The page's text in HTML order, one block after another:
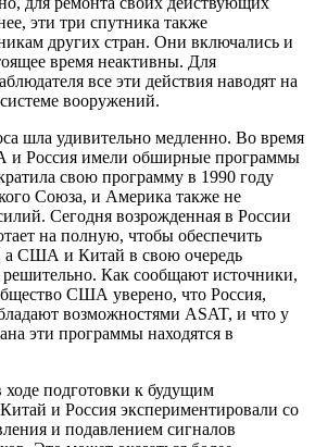
эти три спутника также
других стран. Они включались и
время неактивны. Для
все эти действия наводят на
вооружений.
шла удивительно медленно. Во время
Россия имели обширные программы
свою программу в 1990 году
Союза, и Америка также не
Сегодня возрожденная в России
на полную, чтобы обеспечить
а США и Китай в свою очередь
Как сообщают источники,
США уверено, что Россия,
возможностями ASAT, и что у
эти программы находятся в
ходе подготовки к будущим
и Россия экспериментировали со
и подавлением сигналов